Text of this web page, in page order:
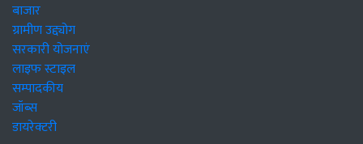
बाजार
ग्रामीण उद्द्योग
सरकारी योजनाएं
लाइफ स्टाइल
सम्पादकीय
जॉब्स
डायरेक्टरी